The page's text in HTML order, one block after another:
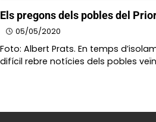
Els pregons dels pobles del
05/05/2020
Foto: Albert Prats. En temps
difícil rebre notícies dels pobles